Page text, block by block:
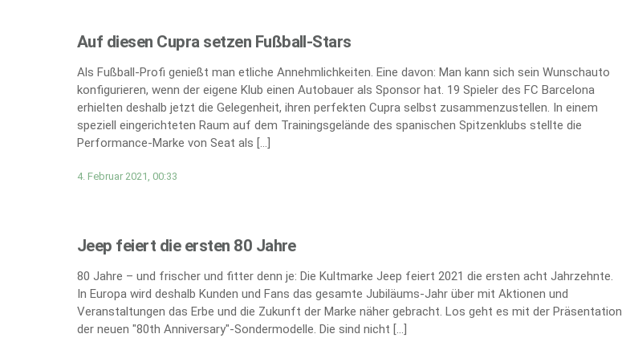
Auf diesen Cupra setzen Fußball-Stars
Als Fußball-Profi genießt man etliche Annehmlichkeiten. Eine davon: Man kann sich sein Wunschauto
konfigurieren, wenn der eigene Klub einen Autobauer als Sponsor hat. 19 Spieler des FC Barcelona
erhielten deshalb jetzt die Gelegenheit, ihren perfekten Cupra selbst zusammenzustellen. In einem
speziell eingerichteten Raum auf dem Trainingsgelände des spanischen Spitzenklubs stellte die
Performance-Marke von Seat als […]
4. Februar 2021, 00:33
Jeep feiert die ersten 80 Jahre
80 Jahre – und frischer und fitter denn je: Die Kultmarke Jeep feiert 2021 die ersten acht Jahrzehnte.
In Europa wird deshalb Kunden und Fans das gesamte Jubiläums-Jahr über mit Aktionen und
Veranstaltungen das Erbe und die Zukunft der Marke näher gebracht. Los geht es mit der Präsentation
der neuen "80th Anniversary"-Sondermodelle. Die sind nicht […]